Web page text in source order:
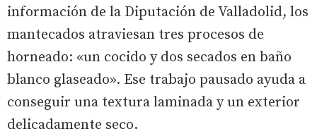
información de la Diputación de Valladolid, los
mantecados atraviesan tres procesos de
horneado: «un cocido y dos secados en baño
blanco glaseado». Ese trabajo pausado ayuda a
conseguir una textura laminada y un exterior
delicadamente seco.